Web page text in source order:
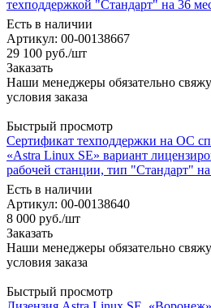
техподдержкой "Стандарт" на 36
Есть в наличии
Артикул: 00-00138667
29 100 руб./шт
Заказать
Наши менеджеры обязательно
условия заказа
Быстрый просмотр
Сертификат техподдержки на ОС
«Astra Linux SE» вариант
рабочей станции, тип "Стандарт"
Есть в наличии
Артикул: 00-00138640
8 000 руб./шт
Заказать
Наши менеджеры обязательно
условия заказа
Быстрый просмотр